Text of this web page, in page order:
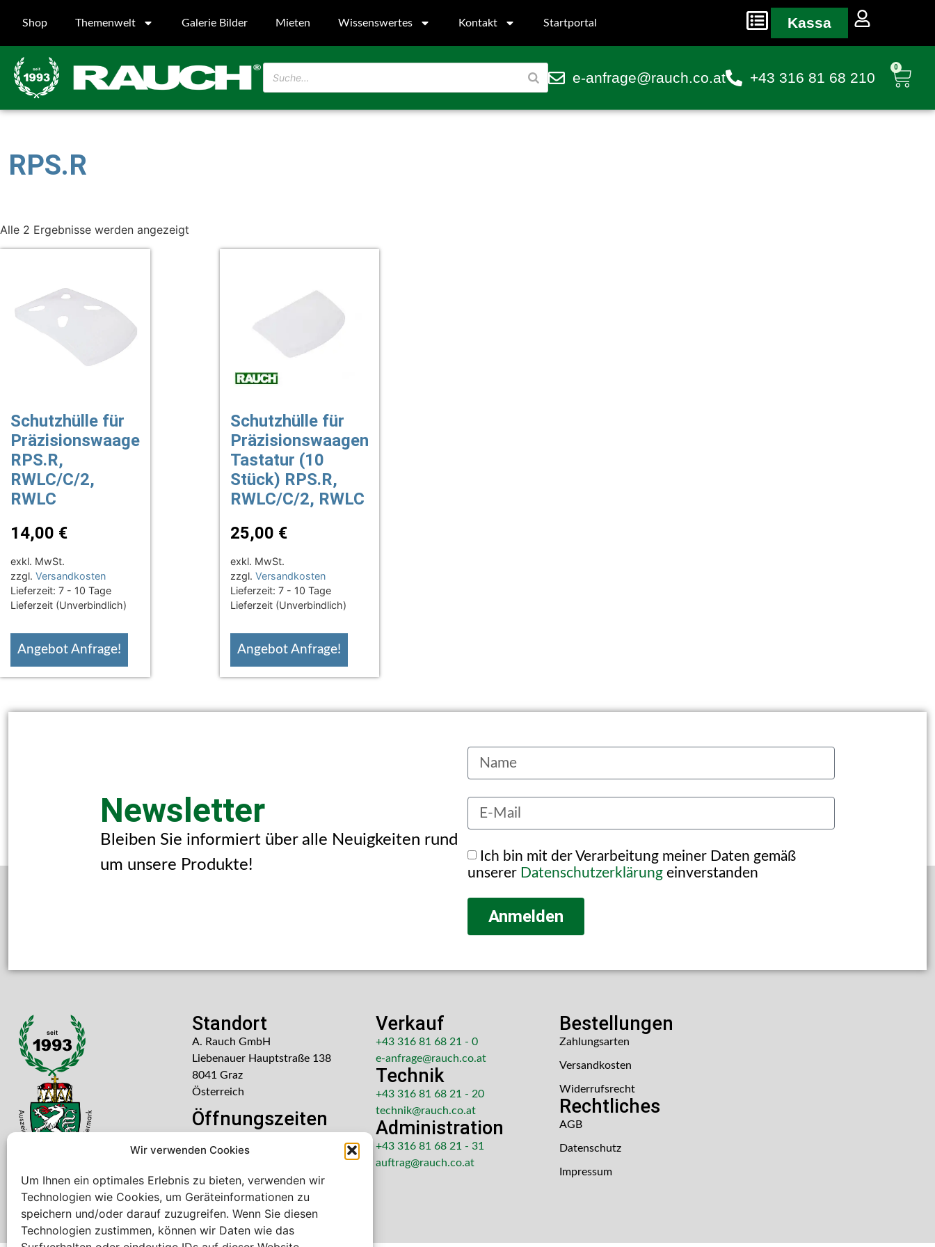
Wir verwenden Cookies
Um Ihnen ein optimales Erlebnis zu bieten, verwenden wir
Technologien wie Cookies, um Geräteinformationen zu
speichern und/oder darauf zuzugreifen. Wenn Sie diesen
Technologien zustimmen, können wir Daten wie das
Shop Themenwelt Galerie Bilder Mieten Wissenswertes Kontakt Startportal Kassa
e-anfrage@rauch.co.at +43 316 81 68 210
0
RPS.R
Alle 2 Ergebnisse werden angezeigt
Schutzhülle für
Präzisionswaage
RPS.R,
RWLC/C/2,
RWLC
14,00 €
exkl. MwSt.
zzgl. Versandkosten
Lieferzeit: 7 - 10 Tage
Lieferzeit (Unverbindlich)
Angebot Anfrage!
Schutzhülle für
Präzisionswaagen
Tastatur (10
Stück) RPS.R,
RWLC/C/2, RWLC
25,00 €
exkl. MwSt.
zzgl. Versandkosten
Lieferzeit: 7 - 10 Tage
Lieferzeit (Unverbindlich)
Angebot Anfrage!
Newsletter
Bleiben Sie informiert über alle Neuigkeiten rund
um unsere Produkte!
Ich bin mit der Verarbeitung meiner Daten gemäß
unserer Datenschutzerklärung einverstanden
Anmelden
Standort
A. Rauch GmbH
Liebenauer Hauptstraße 138
8041 Graz
Österreich
Öffnungszeiten
Freitag: 08:00 – 14:30 Uhr
Verkauf
+43 316 81 68 21 - 0
e-anfrage@rauch.co.at
Technik
+43 316 81 68 21 - 20
technik@rauch.co.at
Administration
+43 316 81 68 21 - 31
auftrag@rauch.co.at
Bestellungen
Zahlungsarten
Versandkosten
Widerrufsrecht
Rechtliches
AGB
Datenschutz
Impressum